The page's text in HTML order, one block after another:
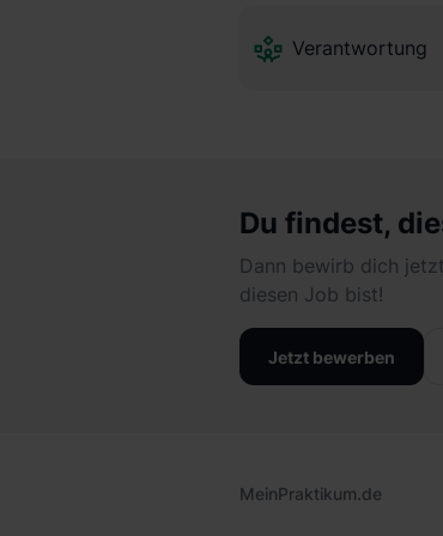
Verantwortung
Du findest,
Dann bewirb dich
diesen Job bist!
Jetzt bewerben
MeinPraktikum.de